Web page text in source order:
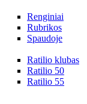
Renginiai
Rubrikos
Spaudoje
Ratilio klubas
Ratilio 50
Ratilio 55